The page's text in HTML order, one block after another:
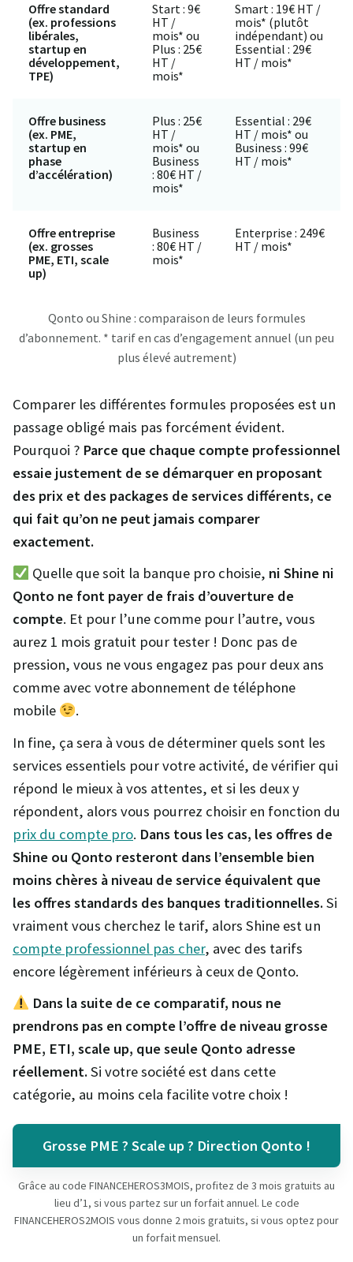
Offre standard
(ex. professions
libérales,
startup en
développement,
TPE)
Start : 9€
HT /
mois* ou
Plus : 25€
HT /
mois*
Smart : 19€ HT /
mois* (plutôt
indépendant) ou
Essential : 29€
HT / mois*
Offre business
(ex. PME,
startup en
phase
d’accélération)
Plus : 25€
HT /
mois* ou
Business
: 80€ HT /
mois*
Essential : 29€
HT / mois* ou
Business : 99€
HT / mois*
Offre entreprise
(ex. grosses
PME, ETI, scale
up)
Business
: 80€ HT /
mois*
Enterprise : 249€
HT / mois*
Qonto ou Shine : comparaison de leurs formules
d’abonnement. * tarif en cas d’engagement annuel (un peu
plus élevé autrement)
Comparer les différentes formules proposées est un
passage obligé mais pas forcément évident.
Pourquoi ? Parce que chaque compte professionnel
essaie justement de se démarquer en proposant
des prix et des packages de services différents, ce
qui fait qu’on ne peut jamais comparer
exactement.
Quelle que soit la banque pro choisie, ni Shine ni
Qonto ne font payer de frais d’ouverture de
compte. Et pour l’une comme pour l’autre, vous
aurez 1 mois gratuit pour tester ! Donc pas de
pression, vous ne vous engagez pas pour deux ans
comme avec votre abonnement de téléphone
mobile
.
In fine, ça sera à vous de déterminer quels sont les
services essentiels pour votre activité, de vérifier qui
répond le mieux à vos attentes, et si les deux y
répondent, alors vous pourrez choisir en fonction du
prix du compte pro. Dans tous les cas, les offres de
Shine ou Qonto resteront dans l’ensemble bien
moins chères à niveau de service équivalent que
les offres standards des banques traditionnelles.Si
vraiment vous cherchez le tarif, alors Shine est un
compte professionnel pas cher, avec des tarifs
encore légèrement inférieurs à ceux de Qonto.
Dans la suite de ce comparatif, nous ne
prendrons pas en compte l’offre de niveau grosse
PME, ETI, scale up, que seule Qonto adresse
réellement.Si votre société est dans cette
catégorie, au moins cela facilite votre choix !
Grosse PME ? Scale up ? Direction Qonto !
Grâce au code FINANCEHEROS3MOIS, profitez de 3 mois gratuits au
lieu d’1, si vous partez sur un forfait annuel. Le code
FINANCEHEROS2MOIS vous donne 2 mois gratuits, si vous optez pour
un forfait mensuel.